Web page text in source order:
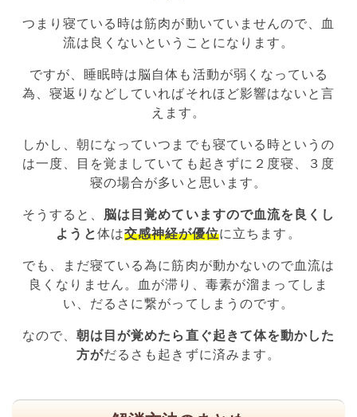
つまり寝ている時は筋肉が動いていませんので、血
流は良くないということになります。
ですが、睡眠時は脳自体も活動が弱くなっている
為、寝返りなどしていればそれほど影響はないと言
えます。
しかし、朝になっていつまでも寝ている時というの
は一度、目を覚ましていても起きずに２度寝、３度
寝の場合が多いと思います。
そうすると、 脳は目覚めていますので血流を良くし
ようと体は交感神経が優位に立ちます。
でも、まだ寝ている為に筋肉が動かないので血流は
良くなりません。血が滞り、毒素が溜まってしま
い、だるさに繋がってしまうのです。
なので、 朝は目が覚めたら直ぐ起きて体を動かした
方がだるさも起きずに済みます。